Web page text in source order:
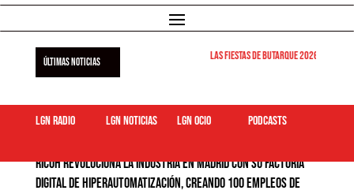
ÚLTIMAS NOTICIAS Las Fiestas de Butarque 2026 arrancan
LGN Radio LGN Noticias LGN ocio podcasts
Ricoh revoluciona la industria en Madrid con su factoría
digital de hiperautomatización, creando 100 empleos de